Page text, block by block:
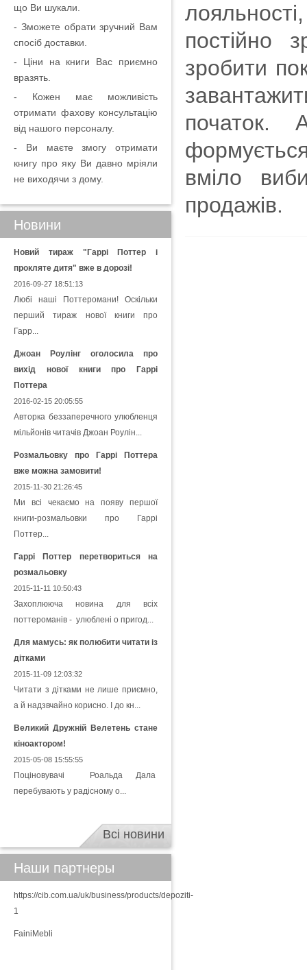
постійно
зробити
початок.
вміло
продажів.
що Ви шукали.
- Зможете обрати зручний Вам
спосіб доставки.
- Ціни на книги Вас приємно
вразять.
- Кожен має можливість
отримати фахову консультацію
від нашого персоналу.
- Ви маєте змогу отримати
книгу про яку Ви давно мріяли
не виходячи з дому.
Новини
Новий тираж "Гаррі Поттер і
прокляте дитя" вже в дорозі!
2016-09-27 18:51:13
Любі наші Поттеромани! Оскільки
перший тираж нової книги про
Гарр...
Джоан Роулінг оголосила про
вихід нової книги про Гаррі
Поттера
2016-02-15 20:05:55
Авторка беззаперечного улюбленця
мільйонів читачів Джоан Роулін...
Розмальовку про Гаррі Поттера
вже можна замовити!
2015-11-30 21:26:45
Ми всі чекаємо на появу першої
книги-розмальовки про Гаррі
Поттер...
Гаррі Поттер перетвориться на
розмальовку
2015-11-11 10:50:43
Захоплююча новина для всіх
поттероманів - улюблені о пригод...
Для мамусь: як полюбити читати із
дітками
2015-11-09 12:03:32
Читати з дітками не лише приємно,
а й надзвчайно корисно. І до кн...
Великий Дружній Велетень стане
кіноактором!
2015-05-08 15:55:55
Поціновувачі Роальда Дала
перебувають у радісному о...
Всі новини
Наши партнеры
https://cib.com.ua/uk/business/products/depoziti-
1
FainiMebli